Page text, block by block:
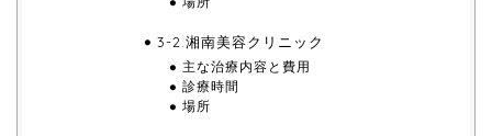
3-2.湘南美容クリニック
主な治療内容と費用
診療時間
場所